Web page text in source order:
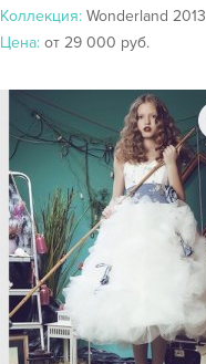
Коллекция: Wonderland 2013
Цена: от 29 000 руб.